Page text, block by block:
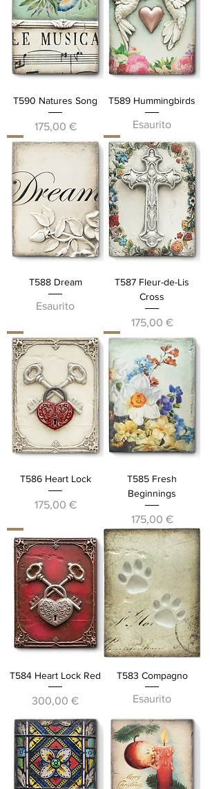
T590 Natures Song
Prezzo
175,00 €
T589 Hummingbirds
Esaurito
T588 Dream
Esaurito
T587 Fleur-de-Lis
Cross
Prezzo
175,00 €
T586 Heart Lock
Prezzo
175,00 €
T585 Fresh
Beginnings
Prezzo
175,00 €
T584 Heart Lock Red
Prezzo
300,00 €
T583 Compagno
Esaurito